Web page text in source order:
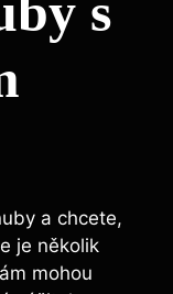
a chcete,
je několik
mohou